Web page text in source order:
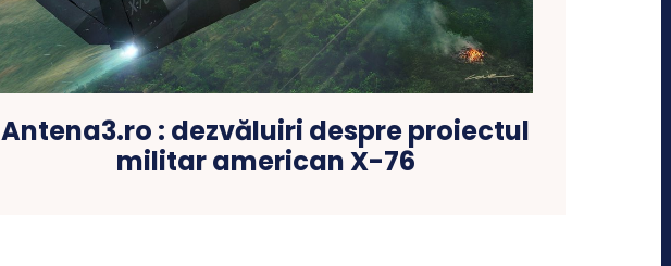
Antena3.ro : dezvăluiri despre proiectul
militar american X-76